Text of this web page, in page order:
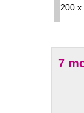
200 x
7